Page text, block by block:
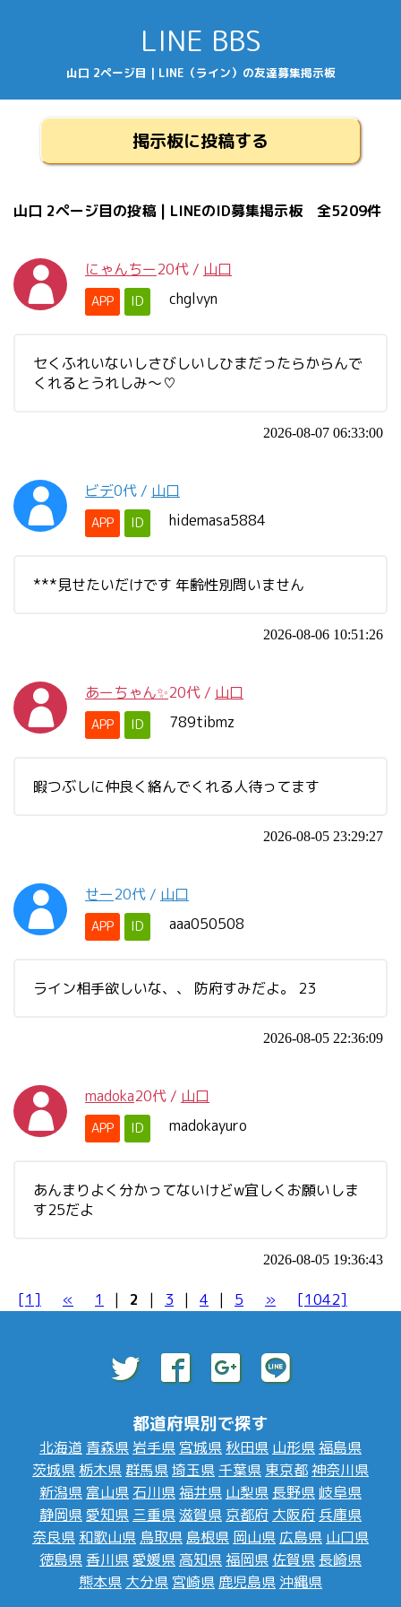
LINE BBS
山口 2ページ目 | LINE（ライン）の友達募集掲示板
掲示板に投稿する
山口 2ページ目の投稿 | LINEのID募集掲示板 全5209件
にゃんちー20代 / 山口
APP ID chglvyn
セくふれいないしさびしいしひまだったらからんで
くれるとうれしみ〜♡
2026-08-07 06:33:00
ビデ0代 / 山口
APP ID hidemasa5884
***見せたいだけです 年齢性別問いません
2026-08-06 10:51:26
あーちゃん✨20代 / 山口
APP ID 789tibmz
暇つぶしに仲良く絡んでくれる人待ってます
2026-08-05 23:29:27
せー20代 / 山口
APP ID aaa050508
ライン相手欲しいな、、 防府すみだよ。 23
2026-08-05 22:36:09
madoka20代 / 山口
APP ID madokayuro
あんまりよく分かってないけどw宜しくお願いしま
す25だよ
2026-08-05 19:36:43
[1] « 1 | 2 | 3 | 4 | 5 » [1042]
都道府県別で探す
北海道 青森県 岩手県 宮城県 秋田県 山形県福島県
茨城県 栃木県群馬県埼玉県 千葉県 東京都神奈川県
新潟県 富山県 石川県福井県 山梨県 長野県 岐阜県
静岡県愛知県 三重県滋賀県 京都府 大阪府 兵庫県
奈良県 和歌山県 鳥取県 島根県 岡山県 広島県 山口県
徳島県 香川県愛媛県 高知県福岡県 佐賀県 長崎県
熊本県 大分県 宮崎県 鹿児島県 沖縄県